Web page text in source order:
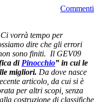
Commenti
vorrà tempo per
dire che gli errori
sono finiti. Il GEV09
di Pinocchio” in cui le
migliori. Da dove nasce
articolo, da cui si è
per altri scopi, senza
costruzione di classifiche